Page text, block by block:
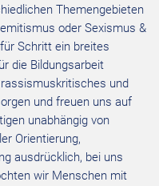
Themengebieten
oder Sexismus &
Schritt ein breites
die Bildungsarbeit
rassismuskritisches und
und freuen uns auf
unabhängig von
Orientierung,
ausdrücklich, bei uns
wir Menschen mit